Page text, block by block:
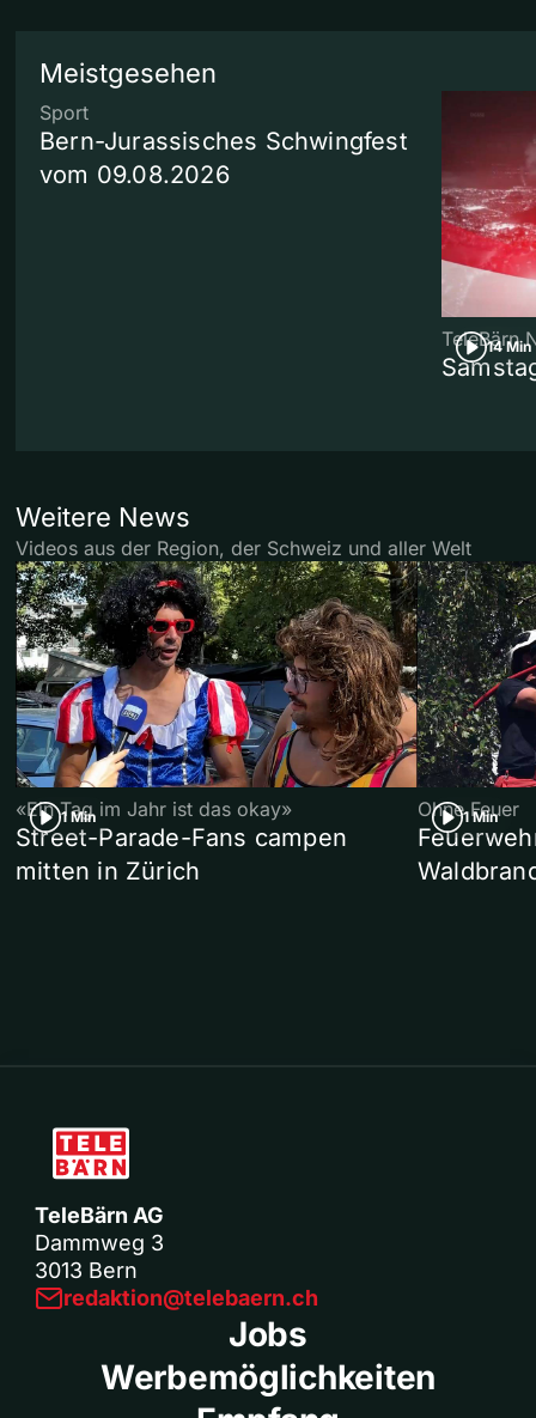
Meistgesehen
Sport
Bern-Jurassisches Schwingfest
vom 09.08.2026
14 Min
TeleBärn
Weitere News
Videos aus der Region, der Schweiz und aller Welt
1 Min
«Ein Tag im Jahr ist das okay»
Street-Parade-Fans campen
mitten in Zürich
1 Min
Ohne Feuer
TeleBärn AG
Dammweg 3
3013 Bern
redaktion@telebaern.ch
Jobs
Werbemöglichkeiten